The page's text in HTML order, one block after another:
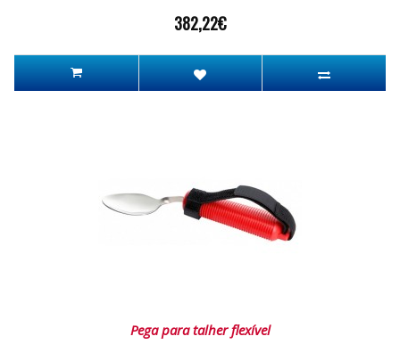
382,22€
Pega para talher flexível